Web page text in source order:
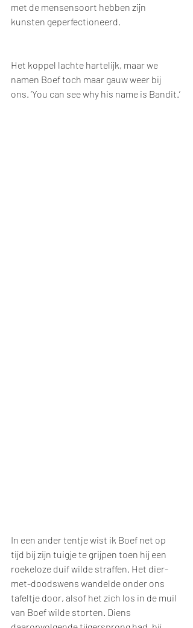
met de mensensoort hebben zijn
kunsten geperfectioneerd.
Het koppel lachte hartelijk, maar we
namen Boef toch maar gauw weer bij
ons. ‘You can see why his name is Bandit.’
In een ander tentje wist ik Boef net op
tijd bij zijn tuigje te grijpen toen hij een
roekeloze duif wilde straffen. Het dier-
met-doodswens wandelde onder ons
tafeltje door, alsof het zich los in de muil
van Boef wilde storten. Diens